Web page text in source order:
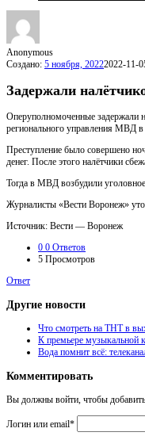
Anonymous
Создано: 5 ноября, 20222022-11-
Задержали
Оперуполномоченные задержали
регионального управления МВД в
Преступление было совершено
денег. После этого налётчики
Тогда в МВД возбудили
Журналисты «Вести Воронеж»
Источник: Вести — Воронеж
0 0 Ответов
5 Просмотров
Ответ
Другие новости
Что смотреть на ТНТ в
К премьере музыкальной
Вода помнит всё:
Комментировать
Вы должны войти, чтобы добавить
Логин или email*